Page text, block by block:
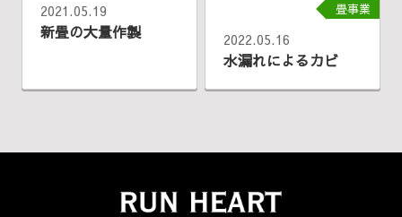
2021.05.19
新畳の大量作製
畳事業
2022.05.16
水漏れによるカビ